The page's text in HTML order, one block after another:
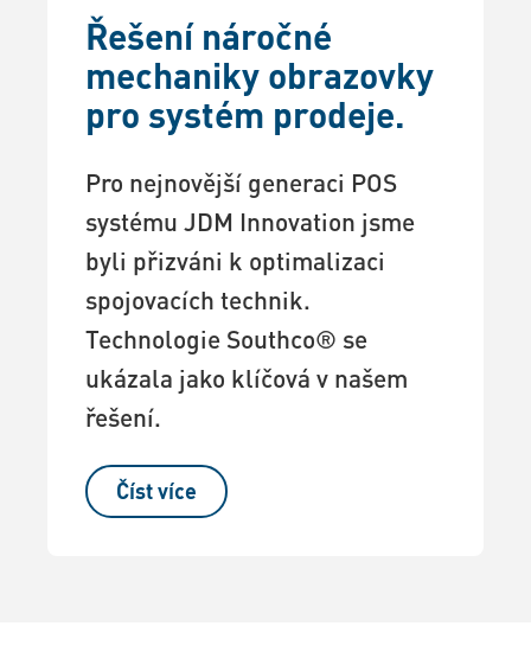
Řešení náročné
mechaniky obrazovky
pro systém prodeje.
Pro nejnovější generaci POS
systému JDM Innovation jsme
byli přizváni k optimalizaci
spojovacích technik.
Technologie Southco® se
ukázala jako klíčová v našem
řešení.
Číst více